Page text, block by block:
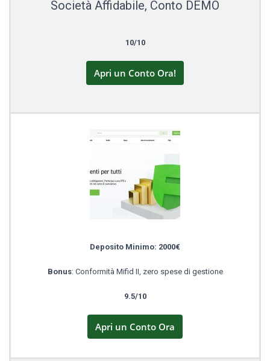
Società Affidabile, Conto DEMO
10/10
Apri un Conto Ora!
Deposito Minimo: 2000€
Bonus: Conformità Mifid II, zero spese di gestione
9.5/10
Apri un Conto Ora